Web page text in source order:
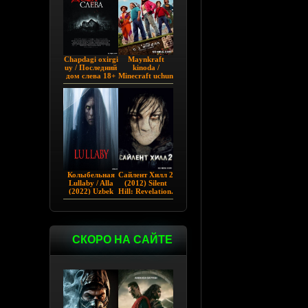
Chapdagi oxirgi
uy / Последний
дом слева 18+
(2009)
Maynkraft
kinoda /
Minecraft uchun
film / Maygiraft
2025 AQSH
filmi
Колыбельная
Lullaby / Alla
(2022) Uzbek
tilida
Сайлент Хилл 2
(2012) Silent
Hill: Revelation.
СКОРО НА САЙТЕ